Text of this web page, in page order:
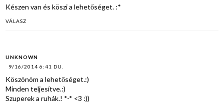
Készen van és köszi a lehetőséget. :*
VÁLASZ
UNKNOWN
9/16/2014 6:41 DU.
Köszönöm a lehetőséget.:)
Minden teljesítve.:)
Szuperek a ruhák.! *-* <3 :))